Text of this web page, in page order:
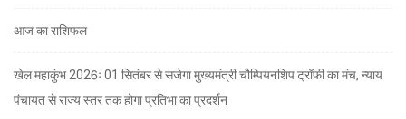
आज का राशिफल
खेल महाकुंभ 2026ः 01 सितंबर से सजेगा मुख्यमंत्री चौम्पियनशिप ट्रॉफी का मंच, न्याय
पंचायत से राज्य स्तर तक होगा प्रतिभा का प्रदर्शन